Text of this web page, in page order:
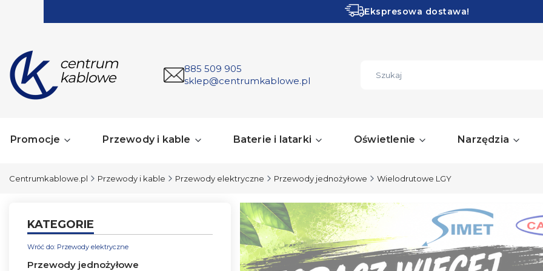
Ekspresowa dostawa!
885 509 905
sklep@centrumkablowe.pl
Promocje Przewody i kable Baterie i latarki Oświetlenie Narzędzia
Centrumkablowe.pl Przewody i kable Przewody elektryczne Przewody jednożyłowe Wielodrutowe LGY
KATEGORIE
Wróć do: Przewody elektryczne
Przewody jednożyłowe